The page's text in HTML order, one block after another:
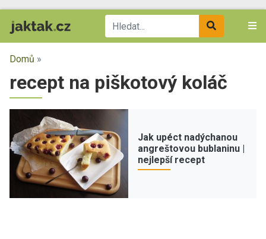
Domů »
recept na piškotový koláč
Jak upéct nadýchanou
angreštovou bublaninu |
nejlepší recept